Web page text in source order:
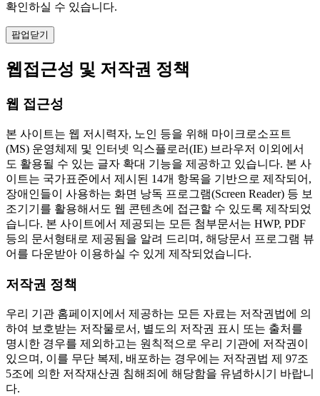
확인하실 수 있습니다.
팝업닫기
웹접근성 및 저작권 정책
웹 접근성
본 사이트는 웹 저시력자, 노인 등을 위해 마이크로소프트
(MS) 운영체제 및 인터넷 익스플로러(IE) 브라우저 이외에서
도 활용될 수 있는 글자 확대 기능을 제공하고 있습니다. 본 사
이트는 국가표준에서 제시된 14개 항목을 기반으로 제작되어,
장애인들이 사용하는 화면 낭독 프로그램(Screen Reader) 등 보
조기기를 활용해서도 웹 콘텐츠에 접근할 수 있도록 제작되었
습니다. 본 사이트에서 제공되는 모든 첨부문서는 HWP, PDF
등의 문서형태로 제공됨을 알려 드리며, 해당문서 프로그램 뷰
어를 다운받아 이용하실 수 있게 제작되었습니다.
저작권 정책
우리 기관 홈페이지에서 제공하는 모든 자료는 저작권법에 의
하여 보호받는 저작물로서, 별도의 저작권 표시 또는 출처를
명시한 경우를 제외하고는 원칙적으로 우리 기관에 저작권이
있으며, 이를 무단 복제, 배포하는 경우에는 저작권법 제 97조
5조에 의한 저작재산권 침해죄에 해당함을 유념하시기 바랍니
다.